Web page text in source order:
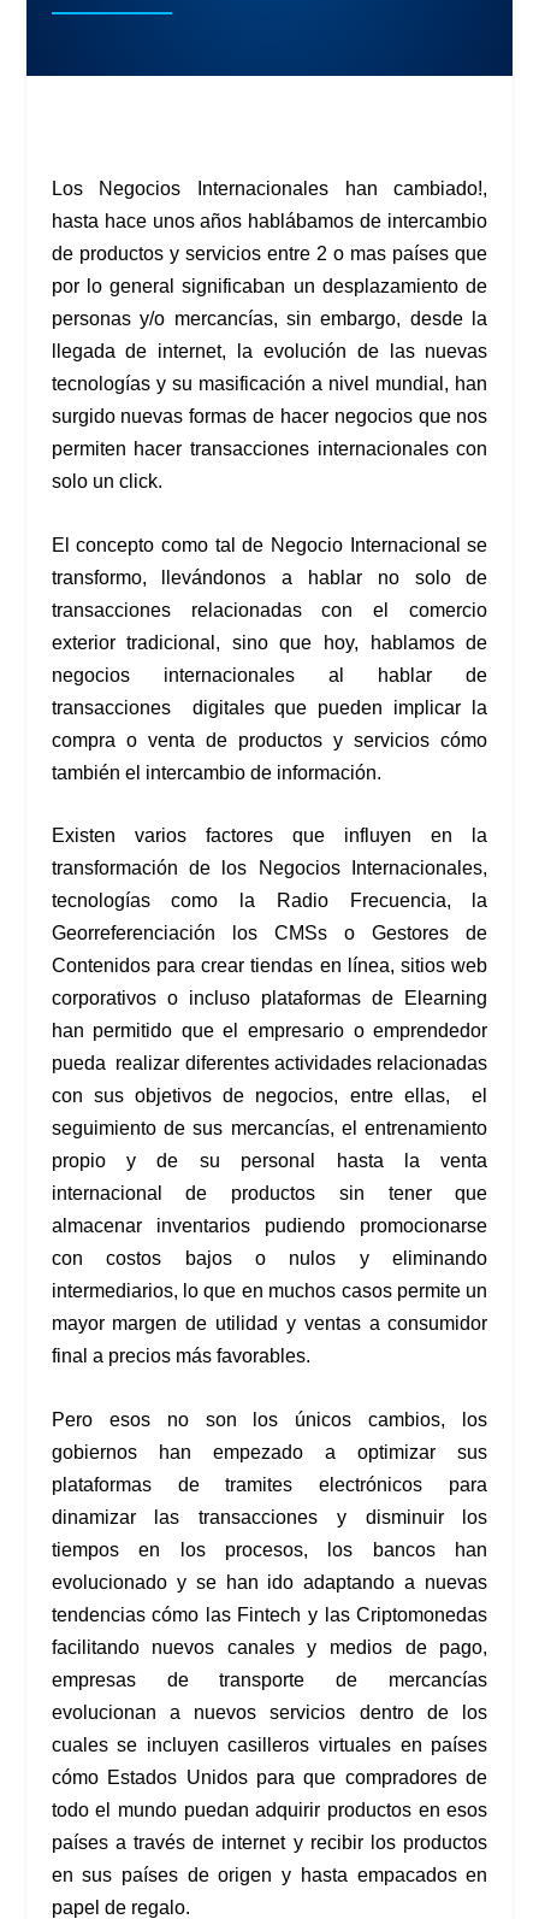
Los Negocios Internacionales han cambiado!,
hasta hace unos años hablábamos de intercambio
de productos y servicios entre 2 o mas países que
por lo general significaban un desplazamiento de
personas y/o mercancías, sin embargo, desde la
llegada de internet, la evolución de las nuevas
tecnologías y su masificación a nivel mundial, han
surgido nuevas formas de hacer negocios que nos
permiten hacer transacciones internacionales con
solo un click.
El concepto como tal de Negocio Internacional se
transformo, llevándonos a hablar no solo de
transacciones relacionadas con el comercio
exterior tradicional, sino que hoy, hablamos de
negocios internacionales al hablar de
transacciones digitales que pueden implicar la
compra o venta de productos y servicios cómo
también el intercambio de información.
Existen varios factores que influyen en la
transformación de los Negocios Internacionales,
tecnologías como la Radio Frecuencia, la
Georreferenciación los CMSs o Gestores de
Contenidos para crear tiendas en línea, sitios web
corporativos o incluso plataformas de Elearning
han permitido que el empresario o emprendedor
pueda realizar diferentes actividades relacionadas
con sus objetivos de negocios, entre ellas, el
seguimiento de sus mercancías, el entrenamiento
propio y de su personal hasta la venta
internacional de productos sin tener que
almacenar inventarios pudiendo promocionarse
con costos bajos o nulos y eliminando
intermediarios, lo que en muchos casos permite un
mayor margen de utilidad y ventas a consumidor
final a precios más favorables.
Pero esos no son los únicos cambios, los
gobiernos han empezado a optimizar sus
plataformas de tramites electrónicos para
dinamizar las transacciones y disminuir los
tiempos en los procesos, los bancos han
evolucionado y se han ido adaptando a nuevas
tendencias cómo las Fintech y las Criptomonedas
facilitando nuevos canales y medios de pago,
empresas de transporte de mercancías
evolucionan a nuevos servicios dentro de los
cuales se incluyen casilleros virtuales en países
cómo Estados Unidos para que compradores de
todo el mundo puedan adquirir productos en esos
países a través de internet y recibir los productos
en sus países de origen y hasta empacados en
papel de regalo.